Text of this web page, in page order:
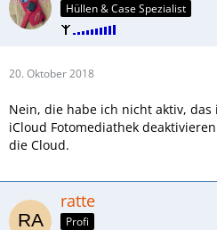
Hüllen & Case Spezialist
20. Oktober 2018
Nein, die habe ich nicht aktiv,
iCloud Fotomediathek
die Cloud.
ratte
Profi